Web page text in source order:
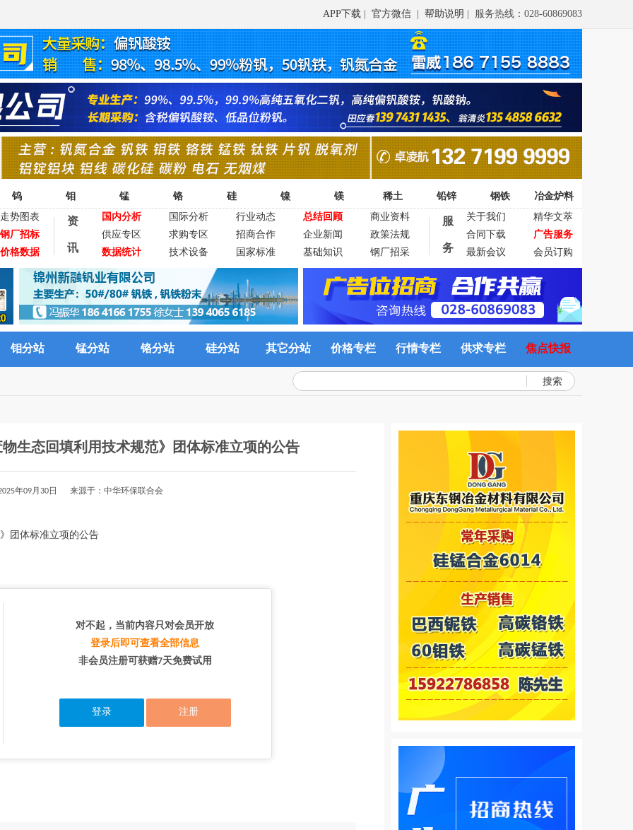
APP下载 官方微信 帮助说明 | 服务热线：028-60869083
钨 钼 锰 铬 硅 镍 镁 稀土 铅锌 钢铁
冶金炉料
走势图表
钢厂招标
价格数据
资
讯
国内分析 国际分析 行业动态 总结回顾
商业资料
供应专区
求购专区 招商合作 企业新闻
政策法规
数据统计
技术设备 国家标准 基础知识 钢厂招采
服
务
关于我们
精华文萃
合同下载
广告服务
最新会议
会员订购
钼分站 锰分站 铬分站 硅分站 其它分站 价格专栏 行情专栏 供求专栏 焦点快报
搜索
生态回填利用技术规范》团体标准立项的公告
年09月30日 来源于：中华环保联合会
团体标准立项的公告
对不起，当前内容只对会员开放
登录后即可查看全部信息
非会员注册可获赠7天免费试用
登录 注册